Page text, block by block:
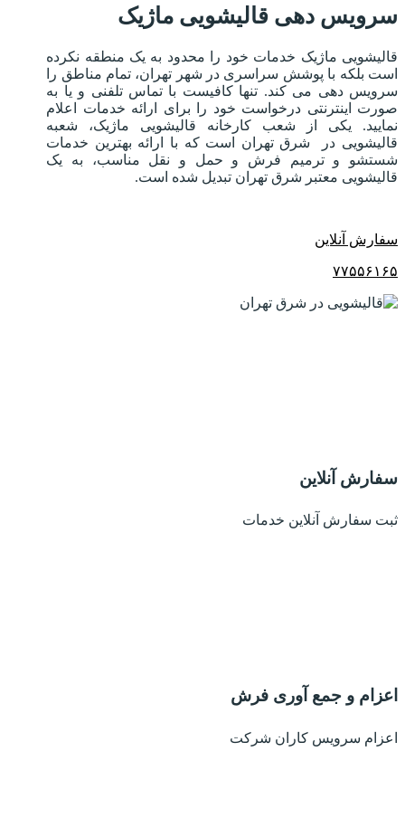
سرویس دهی قالیشویی ماژیک
قالیشویی ماژیک خدمات خود را محدود به یک منطقه نکرده
است بلکه با پوشش سراسری در شهر تهران، تمام مناطق را
سرویس دهی می کند. تنها کافیست با تماس تلفنی و یا به
صورت اینترنتی درخواست خود را برای ارائه خدمات اعلام
نمایید. یکی از شعب کارخانه قالیشویی ماژیک، شعبه
قالیشویی در شرق تهران است که با ارائه بهترین خدمات
شستشو و ترمیم فرش و حمل و نقل مناسب، به یک
قالیشویی معتبر شرق تهران تبدیل شده است.
سفارش آنلاین
۷۷۵۵۶۱۶۵
سفارش آنلاین
ثبت سفارش آنلاین خدمات
اعزام و جمع آوری فرش
اعزام سرویس کاران شرکت